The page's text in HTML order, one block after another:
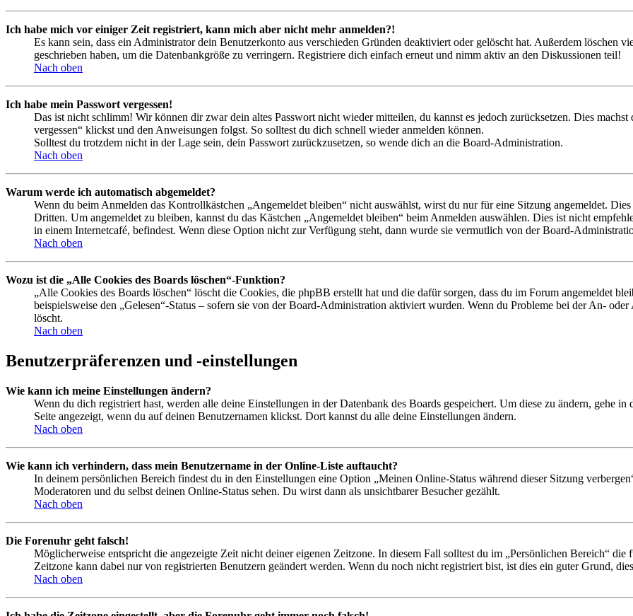
Ich habe mich vor einiger Zeit registriert, kann mich aber nicht mehr anmelden?!
Es kann sein, dass ein Administrator dein Benutzerkonto aus verschieden Gründen deaktiviert oder gelöscht hat. Außerdem löschen
geschrieben haben, um die Datenbankgröße zu verringern. Registriere dich einfach erneut und nimm aktiv an den Diskussionen teil!
Nach oben
Ich habe mein Passwort vergessen!
Das ist nicht schlimm! Wir können dir zwar dein altes Passwort nicht wieder mitteilen, du kannst es jedoch zurücksetzen. Dies
vergessen“ klickst und den Anweisungen folgst. So solltest du dich schnell wieder anmelden können.
Solltest du trotzdem nicht in der Lage sein, dein Passwort zurückzusetzen, so wende dich an die Board-Administration.
Nach oben
Warum werde ich automatisch abgemeldet?
Wenn du beim Anmelden das Kontrollkästchen „Angemeldet bleiben“ nicht auswählst, wirst du nur für eine Sitzung angemeldet.
Dritten. Um angemeldet zu bleiben, kannst du das Kästchen „Angemeldet bleiben“ beim Anmelden auswählen. Dies ist nicht
in einem Internetcafé, befindest. Wenn diese Option nicht zur Verfügung steht, dann wurde sie vermutlich von der Board-
Nach oben
Wozu ist die „Alle Cookies des Boards löschen“-Funktion?
„Alle Cookies des Boards löschen“ löscht die Cookies, die phpBB erstellt hat und die dafür sorgen, dass du im Forum angemeldet
beispielsweise den „Gelesen“-Status – sofern sie von der Board-Administration aktiviert wurden. Wenn du Probleme bei der An-
löscht.
Nach oben
Benutzerpräferenzen und -einstellungen
Wie kann ich meine Einstellungen ändern?
Wenn du dich registriert hast, werden alle deine Einstellungen in der Datenbank des Boards gespeichert. Um diese zu ändern, gehe
Seite angezeigt, wenn du auf deinen Benutzernamen klickst. Dort kannst du alle deine Einstellungen ändern.
Nach oben
Wie kann ich verhindern, dass mein Benutzername in der Online-Liste auftaucht?
In deinem persönlichen Bereich findest du in den Einstellungen eine Option „Meinen Online-Status während dieser Sitzung
Moderatoren und du selbst deinen Online-Status sehen. Du wirst dann als unsichtbarer Besucher gezählt.
Nach oben
Die Forenuhr geht falsch!
Möglicherweise entspricht die angezeigte Zeit nicht deiner eigenen Zeitzone. In diesem Fall solltest du im „Persönlichen Bereich“
Zeitzone kann dabei nur von registrierten Benutzern geändert werden. Wenn du noch nicht registriert bist, ist dies ein guter Grund,
Nach oben